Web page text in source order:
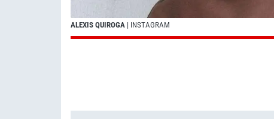
ALEXIS QUIROGA | INSTAGRAM